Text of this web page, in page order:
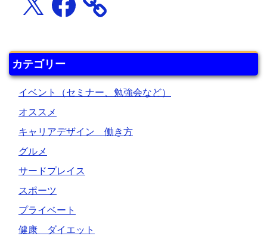
カテゴリー
イベント（セミナー、勉強会など）
オススメ
キャリアデザイン 働き方
グルメ
サードプレイス
スポーツ
プライベート
健康 ダイエット